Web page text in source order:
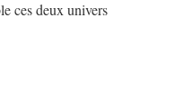
ces deux univers